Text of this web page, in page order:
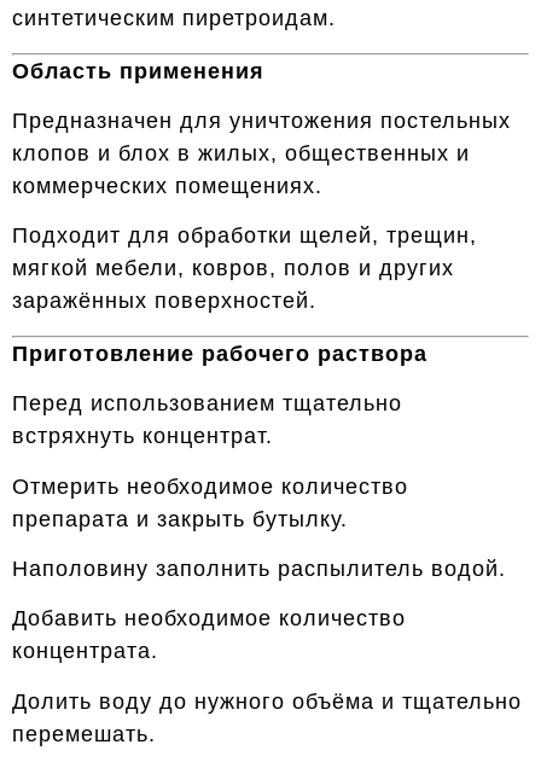
синтетическим пиретроидам.
Область применения
Предназначен для уничтожения постельных
клопов и блох в жилых, общественных и
коммерческих помещениях.
Подходит для обработки щелей, трещин,
мягкой мебели, ковров, полов и других
заражённых поверхностей.
Приготовление рабочего раствора
Перед использованием тщательно
встряхнуть концентрат.
Отмерить необходимое количество
препарата и закрыть бутылку.
Наполовину заполнить распылитель водой.
Добавить необходимое количество
концентрата.
Долить воду до нужного объёма и тщательно
перемешать.